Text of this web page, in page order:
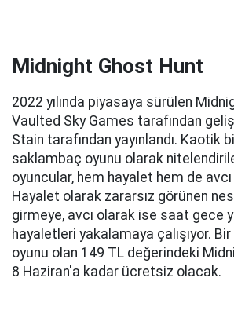
Midnight Ghost Hunt
2022 yılında piyasaya sürülen
Vaulted Sky Games tarafından
Stain tarafından yayınlandı. Kaotik
saklambaç oyunu olarak
oyuncular, hem hayalet hem de
Hayalet olarak zararsız görünen
girmeye, avcı olarak ise saat gece
hayaletleri yakalamaya çalışıyor.
oyunu olan 149 TL değerindeki
8 Haziran'a kadar ücretsiz olacak.